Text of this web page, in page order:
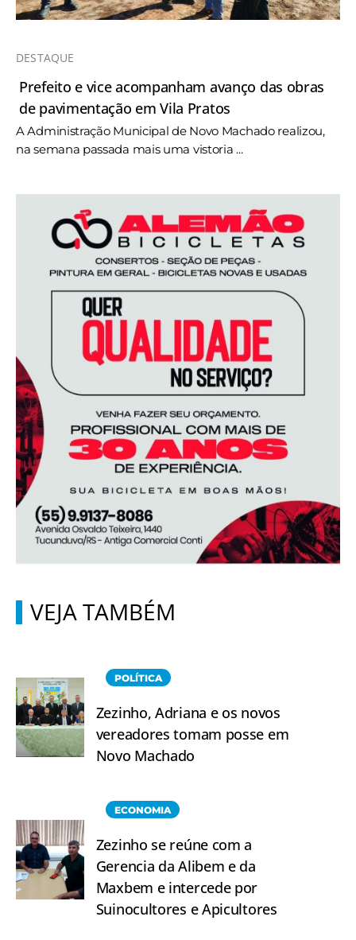
DESTAQUE
Prefeito e vice acompanham avanço das obras
de pavimentação em Vila Pratos
A Administração Municipal de Novo Machado realizou,
na semana passada mais uma vistoria ...
VEJA TAMBÉM
POLÍTICA
Zezinho, Adriana e os novos
vereadores tomam posse em
Novo Machado
ECONOMIA
Zezinho se reúne com a
Gerencia da Alibem e da
Maxbem e intercede por
Suinocultores e Apicultores